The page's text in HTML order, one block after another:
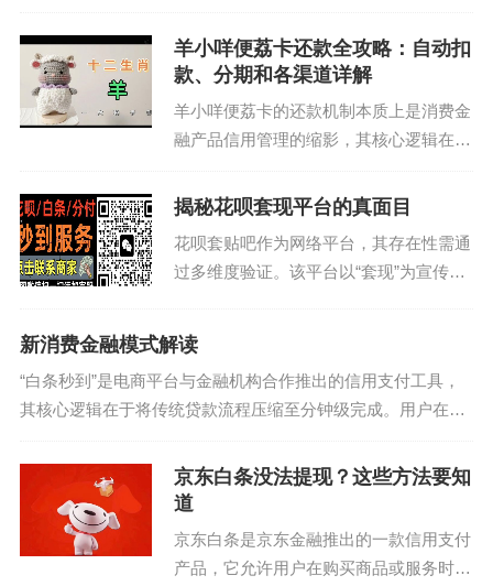
购买优惠券以及解除相应的会员权限。鹿
优选的会员体系核心...
羊小咩便荔卡还款全攻略：自动扣
款、分期和各渠道详解
羊小咩便荔卡的还款机制本质上是消费金
融产品信用管理的缩影，其核心逻辑在于
户需明确还款账户与卡号的绑定关系，系
户。值得注意的是，部...
揭秘花呗套现平台的真面目
花呗套贴吧作为网络平台，其存在性需通
过多维度验证。该平台以“套现”为宣传重
三方平台资金流的差异，制造虚假消费记
录。但此类操作本质是...
新消费金融模式解读
“白条秒到”是电商平台与金融机构合作推出的信用支付工具，
其核心逻辑在于将传统贷款流程压缩至分钟级完成。用户在购
工审核即可完成资金划转。这种模式突破...
京东白条没法提现？这些方法要知
道
京东白条是京东金融推出的一款信用支付
产品，它允许用户在购买商品或服务时使